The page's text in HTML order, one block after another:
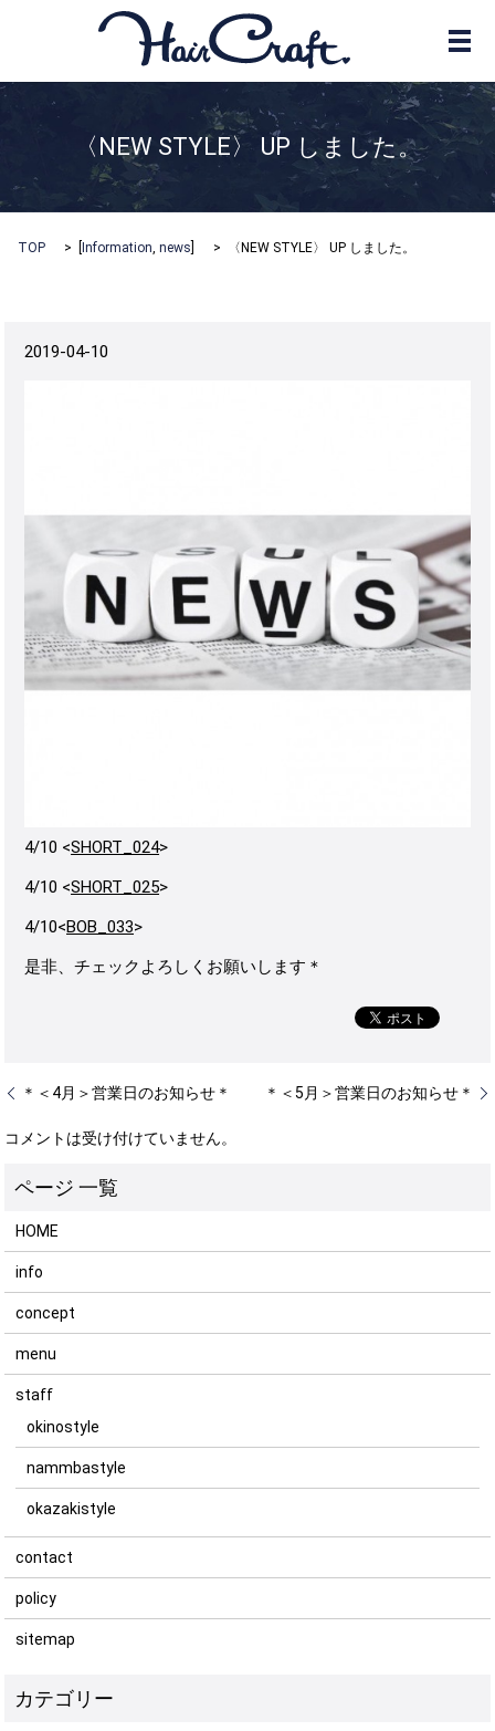
メ
〈NEW STYLE〉 UP しました。
TOP Information,news 〈NEW STYLE〉 UP しました。
2019-04-10
4/10 <SHORT_024>
4/10 <SHORT_025>
4/10<BOB_033>
是非、チェックよろしくお願いします＊
＊＜4月＞営業日のお知らせ＊ ＊＜5月＞営業日のお知らせ＊
コメントは受け付けていません。
HOME
info
concept
menu
staff
okinostyle
nammbastyle
okazakistyle
contact
policy
sitemap